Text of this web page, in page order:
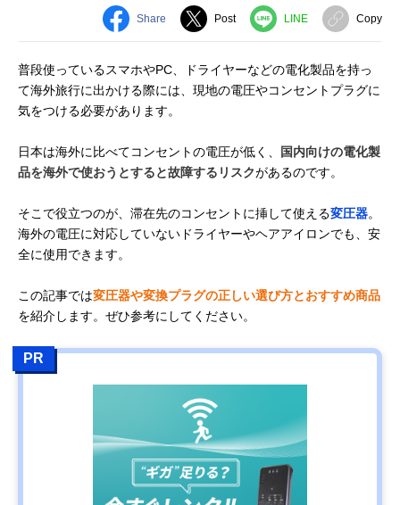
Share Post LINE Copy
普段使っているスマホやPC、ドライヤーなどの電化製品を持っ
て海外旅行に出かける際には、現地の電圧やコンセントプラグに
気をつける必要があります。
日本は海外に比べてコンセントの電圧が低く、
国内向けの電化製
品を海外で使おうとすると故障するリスクがあるのです。
そこで役立つのが、滞在先のコンセントに挿して使える変圧器。
海外の電圧に対応していないドライヤーやヘアアイロンでも、安
全に使用できます。
この記事では変圧器や変換プラグの正しい選び方とおすすめ商品
を紹介します。ぜひ参考にしてください。
PR